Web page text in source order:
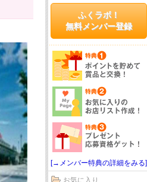
ふくラボ！
無料メンバー登録
[→メンバー特典の詳細をみる]
お気に入り